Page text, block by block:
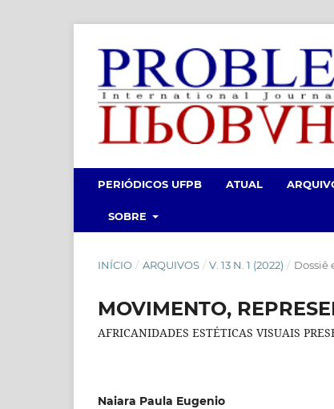
PERIÓDICOS UFPB ATUAL
SOBRE
INÍCIO / ARQUIVOS / V. 13 N. 1 (2022) / Dossiê
MOVIMENTO,
AFRICANIDADES ESTÉTICAS VISUAIS
Naiara Paula Eugenio